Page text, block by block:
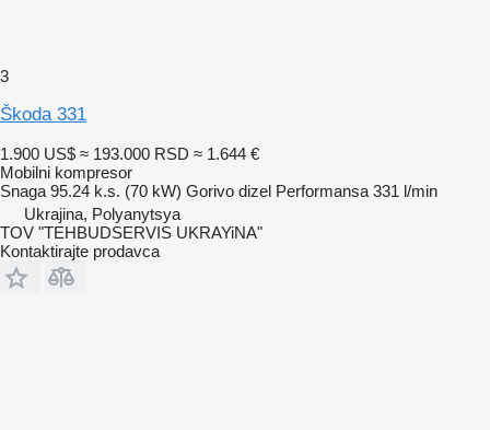
3
Škoda 331
1.900 US$ ≈ 193.000 RSD ≈ 1.644 €
Mobilni kompresor
Snaga 95.24 k.s. (70 kW) Gorivo dizel Performansa 331 l/min
Ukrajina, Polyanytsya
TOV "TEHBUDSERVIS UKRAYiNA"
Kontaktirajte prodavca